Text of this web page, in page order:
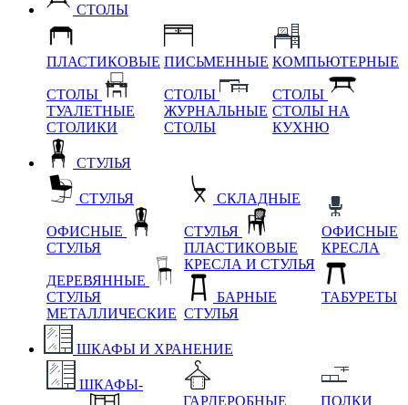
СТОЛЫ
ПЛАСТИКОВЫЕ
СТОЛЫ
ТУАЛЕТНЫЕ
СТОЛИКИ
ПИСЬМЕННЫЕ
СТОЛЫ
ЖУРНАЛЬНЫЕ
СТОЛЫ
КОМПЬЮТЕРНЫЕ
СТОЛЫ
СТОЛЫ НА
КУХНЮ
СТУЛЬЯ
СТУЛЬЯ
ОФИСНЫЕ
СТУЛЬЯ
ДЕРЕВЯННЫЕ
СТУЛЬЯ
МЕТАЛЛИЧЕСКИЕ
СКЛАДНЫЕ
СТУЛЬЯ
ПЛАСТИКОВЫЕ
КРЕСЛА И СТУЛЬЯ
БАРНЫЕ
СТУЛЬЯ
ОФИСНЫЕ
КРЕСЛА
ТАБУРЕТЫ
ШКАФЫ И ХРАНЕНИЕ
ШКАФЫ-
ГАРДЕРОБНЫЕ
ПОЛКИ